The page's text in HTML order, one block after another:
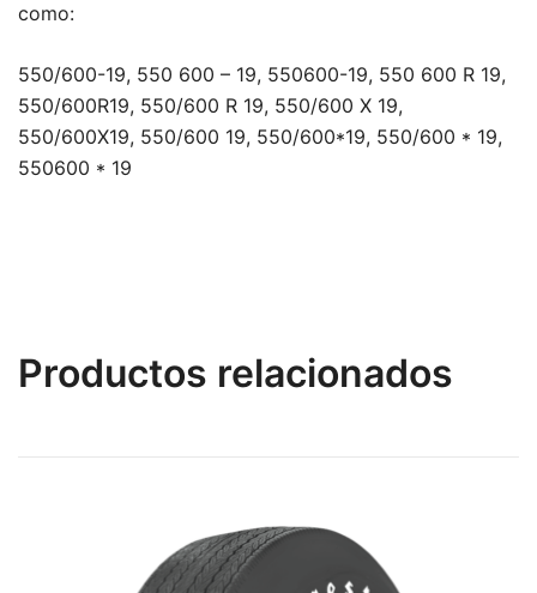
como:
550/600-19, 550 600 – 19, 550600-19, 550 600 R 19,
550/600R19, 550/600 R 19, 550/600 X 19,
550/600X19, 550/600 19, 550/600*19, 550/600 * 19,
550600 * 19
Productos relacionados